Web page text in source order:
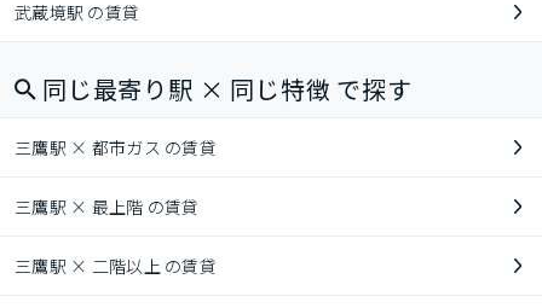
武蔵境駅 の賃貸
同じ最寄り駅 × 同じ特徴 で探す
三鷹駅 × 都市ガス の賃貸
三鷹駅 × 最上階 の賃貸
三鷹駅 × 二階以上 の賃貸